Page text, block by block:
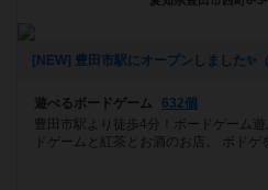
[NEW] 豊田市駅にオープンしました✨
遊べるボードゲーム
632個
豊田市駅より徒歩4分！ボードゲーム
ドゲームと紅茶とお酒のお店。 ボド